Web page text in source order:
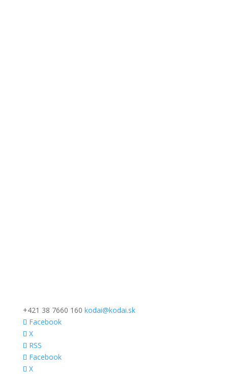
+421 38 7660 160 kodai@kodai.sk
Facebook
X
RSS
Facebook
X